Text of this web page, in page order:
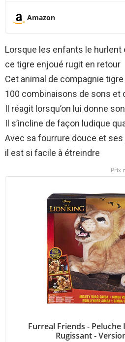
Amazon
Lorsque les enfants le hurlent
ce tigre enjoué rugit en retour
Cet animal de compagnie
100 combinaisons de sons et
Il réagit lorsqu’on lui donne
Il s’incline de façon ludique
Avec sa fourrure douce et
il est si facile à étreindre
Furreal Friends - Peluche
Rugissant -